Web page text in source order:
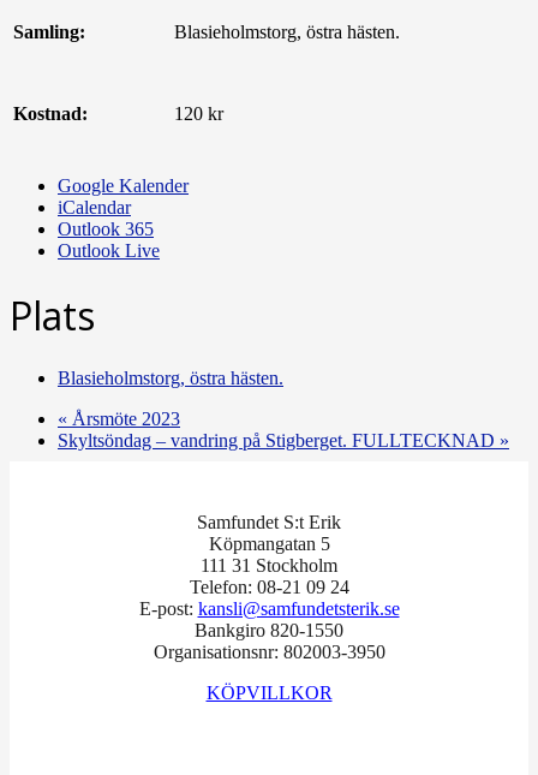
Samling: Blasieholmstorg, östra hästen.
Kostnad: 120 kr
Google Kalender
iCalendar
Outlook 365
Outlook Live
Plats
Blasieholmstorg, östra hästen.
« Årsmöte 2023
Skyltsöndag – vandring på Stigberget. FULLTECKNAD »
Samfundet S:t Erik
Köpmangatan 5
111 31 Stockholm
Telefon: 08-21 09 24
E-post: kansli@samfundetsterik.se
Bankgiro 820-1550
Organisationsnr: 802003-3950
KÖPVILLKOR